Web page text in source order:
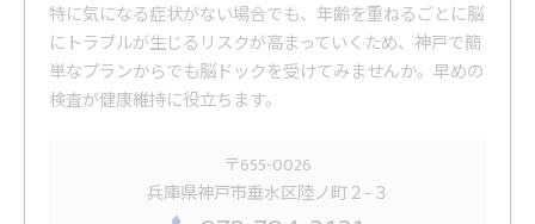
特に気になる症状がない場合でも、年齢を重ねるごとに脳
にトラブルが生じるリスクが高まっていくため、神戸で簡
単なプランからでも脳ドックを受けてみませんか。早めの
検査が健康維持に役立ちます。
〒655-0026
兵庫県神戸市垂水区陸ノ町２−３